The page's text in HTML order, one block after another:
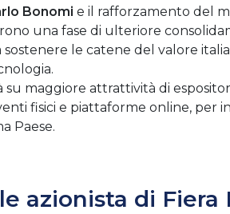
Bonomi e il rafforzamento del
una fase di ulteriore
sostenere le catene del valore
su maggiore attrattività di
fisici e piattaforme online, per
Paese.
azionista di Fiera